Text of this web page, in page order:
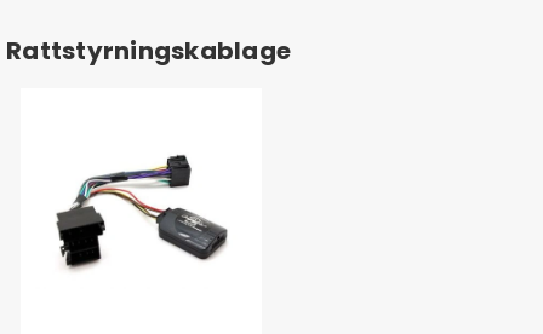
Rattstyrningskablage